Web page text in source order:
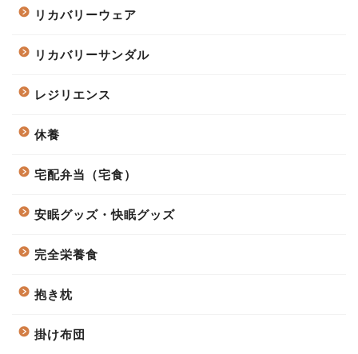
リカバリーウェア
リカバリーサンダル
レジリエンス
休養
宅配弁当（宅食）
安眠グッズ・快眠グッズ
完全栄養食
抱き枕
掛け布団